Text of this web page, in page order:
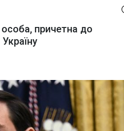
причетна до